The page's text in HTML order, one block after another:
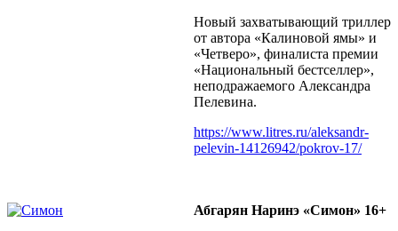
Новый захватывающий триллер
от автора «Калиновой ямы» и
«Четверо», финалиста премии
«Национальный бестселлер»,
неподражаемого Александра
Пелевина.
https://www.litres.ru/aleksandr-
pelevin-14126942/pokrov-17/
Абгарян Наринэ «Симон» 16+